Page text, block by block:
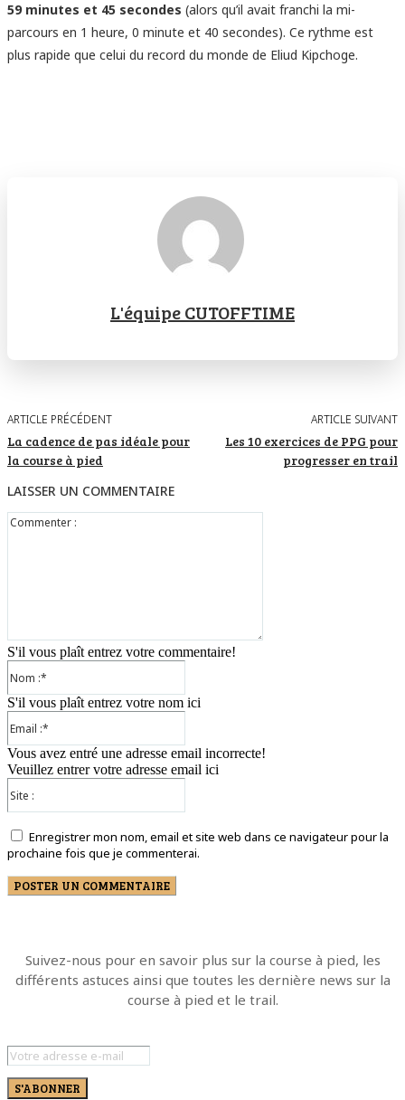
59 minutes et 45 secondes (alors qu’il avait franchi la mi-
parcours en 1 heure, 0 minute et 40 secondes). Ce rythme est
plus rapide que celui du record du monde de Eliud Kipchoge.
L'équipe CUTOFFTIME
ARTICLE PRÉCÉDENT
La cadence de pas idéale pour
la course à pied
ARTICLE SUIVANT
Les 10 exercices de PPG pour
progresser en trail
LAISSER UN COMMENTAIRE
S'il vous plaît entrez votre commentaire!
S'il vous plaît entrez votre nom ici
Vous avez entré une adresse email incorrecte!
Veuillez entrer votre adresse email ici
Enregistrer mon nom, email et site web dans ce navigateur pour la
prochaine fois que je commenterai.
Suivez-nous pour en savoir plus sur la course à pied, les
différents astuces ainsi que toutes les dernière news sur la
course à pied et le trail.
S'ABONNER